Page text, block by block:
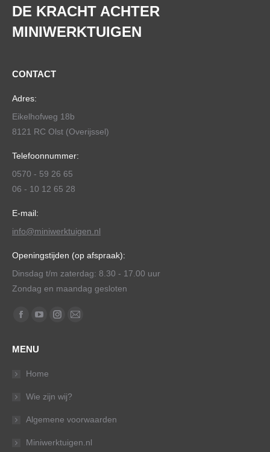
DE KRACHT ACHTER
MINIWERKTUIGEN
CONTACT
Adres:
Eikelhofweg 18b
8121 RC Olst (Overijssel)
Telefoonnummer:
0570 - 59 26 65
06 - 10 12 65 28
E-mail:
info@miniwerktuigen.nl
Openingstijden (op afspraak):
Dinsdag t/m zaterdag: 8.30 - 17.00 uur
Zondag en maandag gesloten
Vind ons op:
Facebook
opens
in
window
YouTube
opens
window
Instagram
window
MENU
Home
Wie zijn wij?
Algemene voorwaarden
Miniwerktuigen.nl